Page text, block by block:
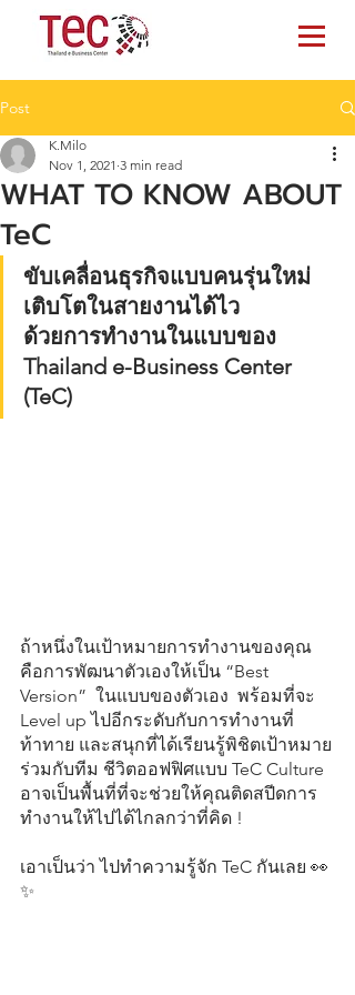
Post
WHAT TO KNOW ABOUT
TeC
K.Milo
Nov 1, 2021 3 min read
ขับเคลื่อนธุรกิจแบบคนรุ่นใหม่
เติบโตในสายงานได้ไว
ด้วยการทำงานในแบบของ
Thailand e-Business Center
(TeC)
ถ้าหนึ่งในเป้าหมายการทำงานของคุณ
คือการพัฒนาตัวเองให้เป็น “Best
Version”  ในแบบของตัวเอง  พร้อมที่จะ
Level up ไปอีกระดับกับการทำงานที่
ท้าทาย และสนุกที่ได้เรียนรู้พิชิตเป้าหมาย
ร่วมกับทีม ชีวิตออฟฟิศแบบ TeC Culture
อาจเป็นพื้นที่ที่จะช่วยให้คุณติดสปีดการ
ทำงานให้ไปได้ไกลกว่าที่คิด !
เอาเป็นว่า ไปทำความรู้จัก TeC กันเลย 👀
✨